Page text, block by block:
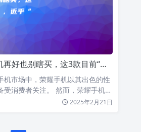
别瞎买，这3款目前“最香”，近乎“零差评”
机市场中，荣耀手机以其出色的性
受消费者关注。 然而，荣耀手机产
2025年2月21日